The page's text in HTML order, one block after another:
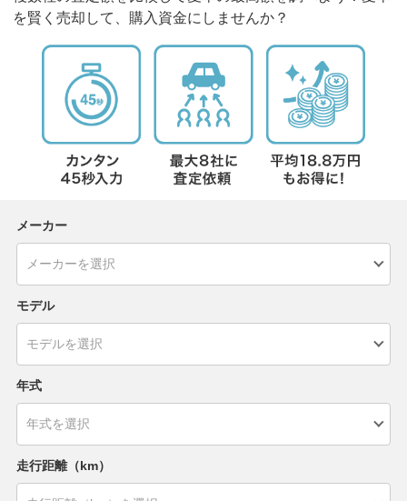
を賢く売却して、購入資金にしませんか？
メーカー
モデル
年式
走行距離（km）